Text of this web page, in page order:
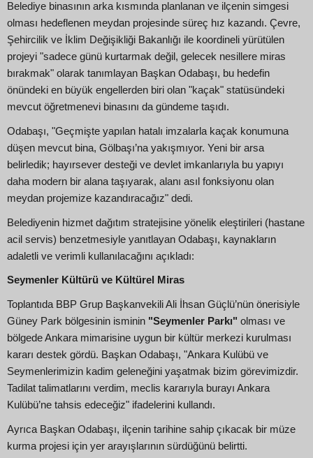
Belediye binasının arka kısmında planlanan ve ilçenin simgesi
olması hedeflenen meydan projesinde süreç hız kazandı. Çevre,
Şehircilik ve İklim Değişikliği Bakanlığı ile koordineli yürütülen
projeyi "sadece günü kurtarmak değil, gelecek nesillere miras
bırakmak" olarak tanımlayan Başkan Odabaşı, bu hedefin
önündeki en büyük engellerden biri olan "kaçak" statüsündeki
mevcut öğretmenevi binasını da gündeme taşıdı.
Odabaşı, "Geçmişte yapılan hatalı imzalarla kaçak konumuna
düşen mevcut bina, Gölbaşı’na yakışmıyor. Yeni bir arsa
belirledik; hayırsever desteği ve devlet imkanlarıyla bu yapıyı
daha modern bir alana taşıyarak, alanı asıl fonksiyonu olan
meydan projemize kazandıracağız" dedi.
Belediyenin hizmet dağıtım stratejisine yönelik eleştirileri (hastane
acil servis) benzetmesiyle yanıtlayan Odabaşı, kaynakların
adaletli ve verimli kullanılacağını açıkladı:
Seymenler Kültürü ve Kültürel Miras
Toplantıda BBP Grup Başkanvekili Ali İhsan Güçlü’nün önerisiyle
Güney Park bölgesinin isminin "Seymenler Parkı" olması ve
bölgede Ankara mimarisine uygun bir kültür merkezi kurulması
kararı destek gördü. Başkan Odabaşı, "Ankara Kulübü ve
Seymenlerimizin kadim geleneğini yaşatmak bizim görevimizdir.
Tadilat talimatlarını verdim, meclis kararıyla burayı Ankara
Kulübü’ne tahsis edeceğiz" ifadelerini kullandı.
Ayrıca Başkan Odabaşı, ilçenin tarihine sahip çıkacak bir müze
kurma projesi için yer arayışlarının sürdüğünü belirtti.